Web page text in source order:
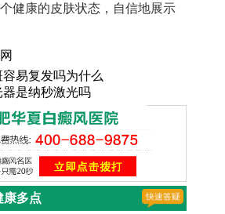
健康的皮肤状态，自信地展示
易复发吗为什么
器是纳秒激光吗
康多点